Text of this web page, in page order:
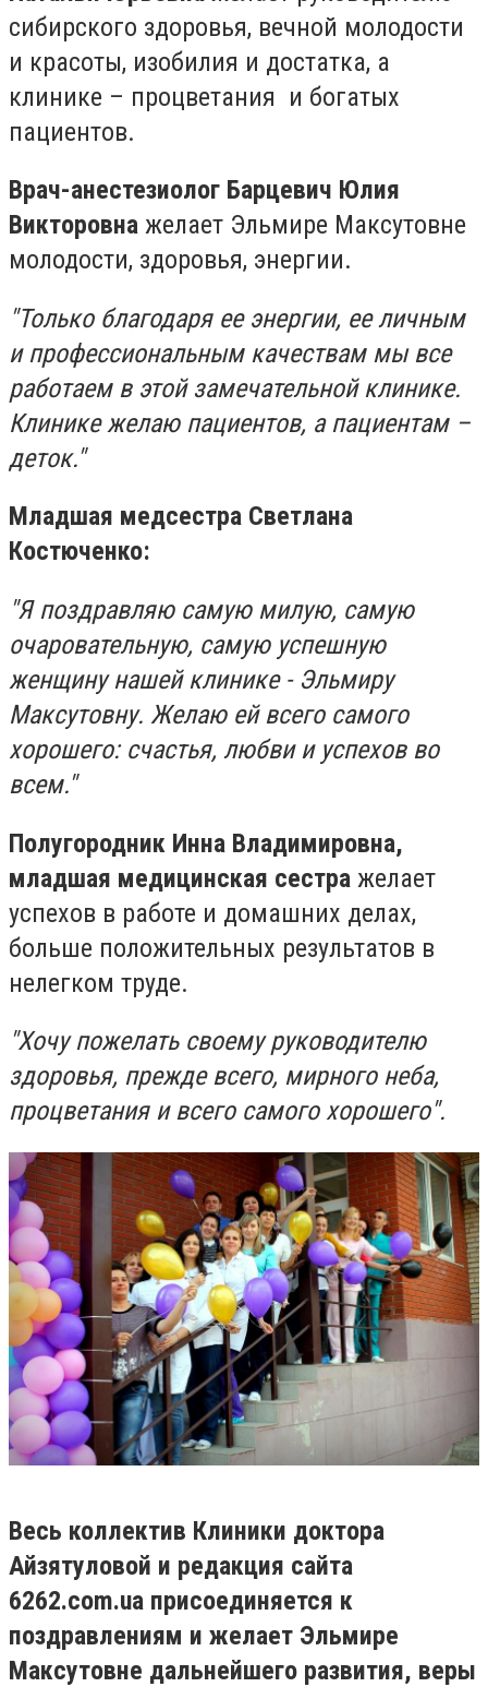
сибирского здоровья, вечной молодости
и красоты, изобилия и достатка, а
клинике – процветания и богатых
пациентов.
Врач-анестезиолог Барцевич Юлия
Викторовна желает Эльмире Максутовне
молодости, здоровья, энергии.
"Только благодаря ее энергии, ее личным
и профессиональным качествам мы все
работаем в этой замечательной клинике.
Клинике желаю пациентов, а пациентам –
деток."
Младшая медсестра Светлана
Костюченко:
"Я поздравляю самую милую, самую
очаровательную, самую успешную
женщину нашей клинике - Эльмиру
Максутовну. Желаю ей всего самого
хорошего: счастья, любви и успехов во
всем."
Полугородник Инна Владимировна,
младшая медицинская сестра желает
успехов в работе и домашних делах,
больше положительных результатов в
нелегком труде.
"Хочу пожелать своему руководителю
здоровья, прежде всего, мирного неба,
процветания и всего самого хорошего".
Весь коллектив Клиники доктора
Айзятуловой и редакция сайта
6262.com.ua присоединяется к
поздравлениям и желает Эльмире
Максутовне дальнейшего развития, веры